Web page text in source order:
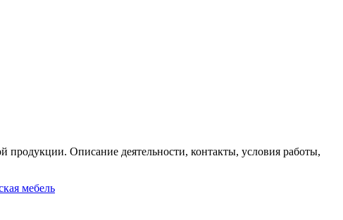
Описание деятельности, контакты, условия работы,
мебель